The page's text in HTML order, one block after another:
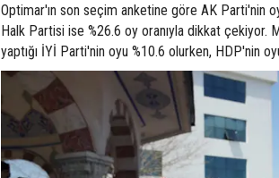
Optimar'ın son seçim anketine göre AK Parti'nin
Halk Partisi ise %26.6 oy oranıyla dikkat çekiyor.
yaptığı İYİ Parti'nin oyu %10.6 olurken, HDP'nin